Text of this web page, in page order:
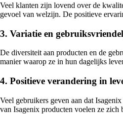
Veel klanten zijn lovend over de
gevoel van welzijn. De positieve
3. Variatie en
De diversiteit aan producten en de
manier waarop ze in hun dagelijks
4. Positieve verandering in
Veel gebruikers geven aan dat
van Isagenix producten voelen ze zich